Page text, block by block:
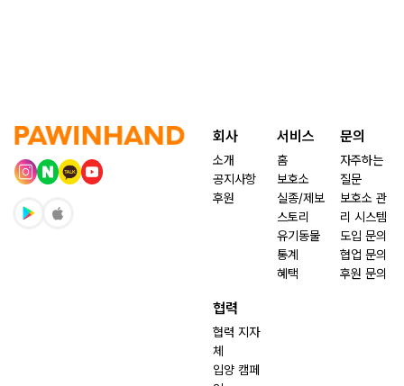
회사
소개
공지사항
후원
서비스
홈
보호소
실종/제보
스토리
유기동물
통계
혜택
문의
자주하는
질문
보호소 관
리 시스템
도입 문의
협업 문의
후원 문의
협력
협력 지자
체
입양 캠페